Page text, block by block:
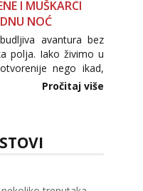
I MUŠKARCI
NOĆ
avantura bez
polja. Iako živimo u
nego ikad,
burne rasprave. Što
Pročitaj više